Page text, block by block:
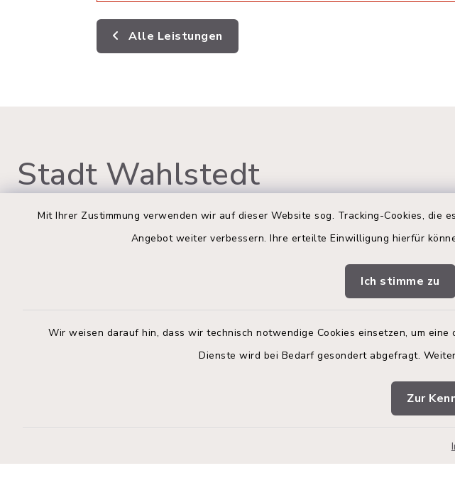
Mit Ihrer Zustimmung verwenden wir auf dieser Website sog. Tracking-Cookies,
Angebot weiter verbessern. Ihre erteilte Einwilligung hierfür
Ich stimme zu
Wir weisen darauf hin, dass wir technisch notwendige Cookies einsetzen, um
Dienste wird bei Bedarf gesondert abgefragt.
Zur
Alle Leistungen
Stadt Wahlstedt
Rathaus Wahlstedt
04554 701-0
Öffnungszeiten
Montag bis Donnerstag:
Donnerstag zusätzlich:
14:00-18:00 Uhr